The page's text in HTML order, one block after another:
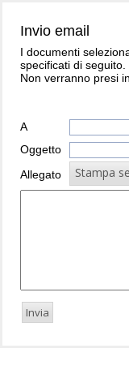
Invio email
I documenti
specificati di seguito.
Non verranno presi
A
Oggetto
Allegato
Stampa